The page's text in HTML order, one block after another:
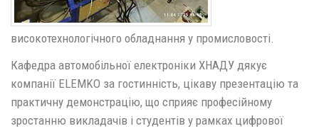
високотехнологічного обладнання у промисловості.
Кафедра автомобільної електроніки ХНАДУ дякує
компанії ELEMKO за гостинність, цікаву презентацію та
практичну демонстрацію, що сприяє професійному
зростанню викладачів і студентів у рамках цифрової